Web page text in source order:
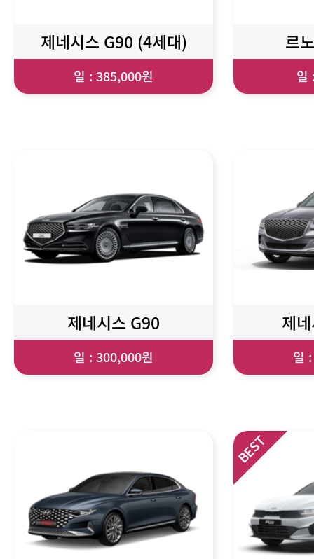
제네시스 G90 (4세대)
일 : 385,000원
르
일
제네시스 G90
일 : 300,000원
제
일